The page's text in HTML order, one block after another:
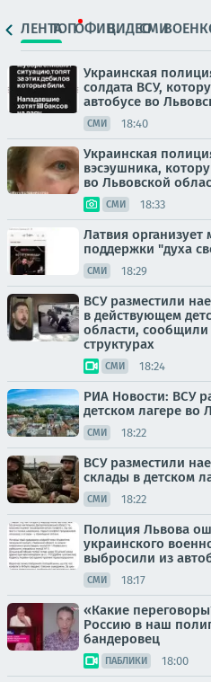
ЛЕНТАТОПОФИЦ.ВИДЕОСМИ
Украинская
солдата ВСУ,
автобусе во
СМИ 18:40
Украинская
вэсэушника,
во Львовской
СМИ 18:33
Латвия
поддержки "духа
СМИ 18:29
ВСУ разместили
в действующем
области,
структурах
СМИ 18:24
РИА Новости: ВСУ
детском лагере во
СМИ 18:22
ВСУ разместили
склады в детском
СМИ 18:22
Полиция Львова
украинского
выбросили из
СМИ 18:17
«Какие
Россию в наш
бандеровец
ПАБЛИКИ 18:00